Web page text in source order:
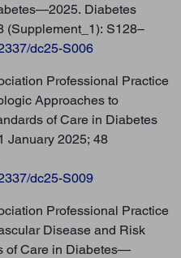
Diabetes
(Supplement_1): S128–
dc25-S006
Professional Practice
Approaches to
of Care in Diabetes
January 2025; 48
dc25-S009
Professional Practice
Disease and Risk
of Care in Diabetes—